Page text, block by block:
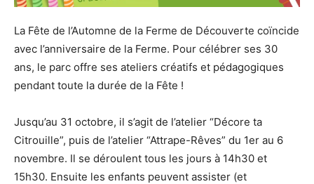
La Fête de l’Automne de la Ferme de Découverte coïncide
avec l’anniversaire de la Ferme. Pour célébrer ses 30
ans, le parc offre ses ateliers créatifs et pédagogiques
pendant toute la durée de la Fête !
Jusqu’au 31 octobre, il s’agit de l’atelier “Décore ta
Citrouille”, puis de l’atelier “Attrape-Rêves” du 1er au 6
novembre. Il se déroulent tous les jours à 14h30 et
15h30. Ensuite les enfants peuvent assister (et